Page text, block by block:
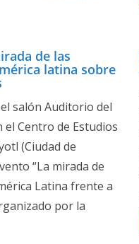
de las
latina sobre
salón Auditorio del
el Centro de Estudios
(Ciudad de
“La mirada de
Latina frente a
por la